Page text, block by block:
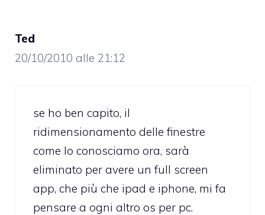
Ted
20/10/2010 alle 21:12
se ho ben capito, il
ridimensionamento delle finestre
come lo conosciamo ora, sarà
eliminato per avere un full screen
app, che più che ipad e iphone, mi fa
pensare a ogni altro os per pc.